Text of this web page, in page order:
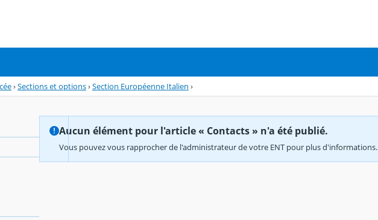
›Sections et options›Section Européenne Italien ›
Aucun élément pour l'article « Contacts » n'a été publié.
Vous pouvez vous rapprocher de l'administrateur de votre ENT pour plus d'informations.